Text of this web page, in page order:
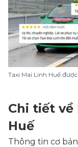
Taxi Mai Linh Huế
Chi tiết về
Huế
Thông tin cơ bản